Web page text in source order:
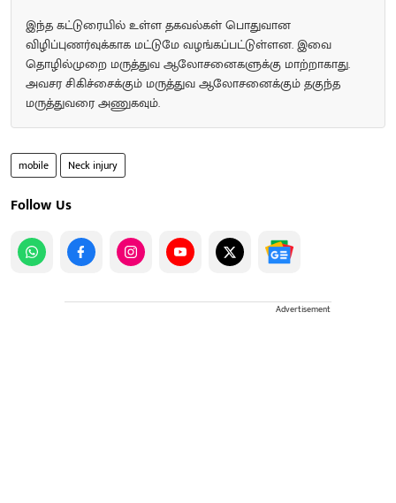
இந்த கட்டுரையில் உள்ள தகவல்கள் பொதுவான
விழிப்புணர்வுக்காக மட்டுமே வழங்கப்பட்டுள்ளன. இவை
தொழில்முறை மருத்துவ ஆலோசனைகளுக்கு மாற்றாகாது.
அவசர சிகிச்சைக்கும் மருத்துவ ஆலோசனைக்கும் தகுந்த
மருத்துவரை அணுகவும்.
mobile Neck injury
Follow Us
Advertisement